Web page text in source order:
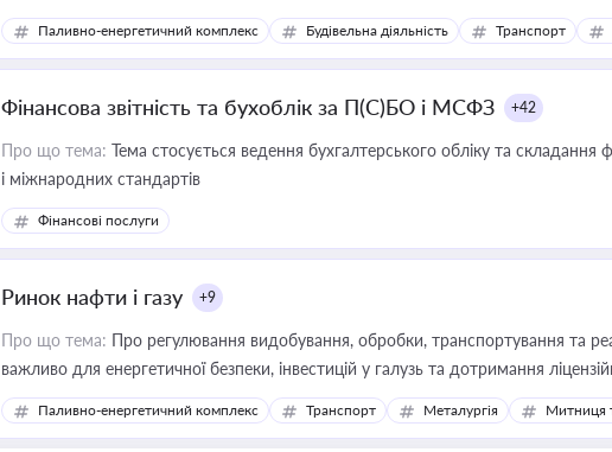
інфраструктурних проєктів
Паливно-енергетичний комплекс Будівельна діяльність Транспорт
Фінансова звітність та бухоблік за П(С)БО і МСФЗ +42
Про що тема: Тема стосується ведення бухгалтерського обліку та складання
і міжнародних стандартів
Фінансові послуги
Ринок нафти і газу +9
Про що тема: Про регулювання видобування, обробки, транспортування та
важливо для енергетичної безпеки, інвестицій у галузь та дотримання
Паливно-енергетичний комплекс Транспорт Металургія Митниця